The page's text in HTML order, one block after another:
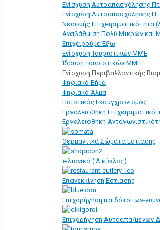
Ενίσχυση Αυτοαπασχόλησης
Ενίσχυση Αυτοαπασχόλησης
Νεοφυής Επιχειρηματικότητα
Αναβάθμιση Πολύ Μικρών και
Επιχειρούμε Έξω
Ενίσχυση Τουριστικών ΜΜΕ
Ίδρυση Τουριστικών ΜΜΕ
Ενίσχυση Περιβαλλοντικής
Ψηφιακό Βήμα
Ψηφιακό Άλμα
Ποιοτικός Εκσυγχρονισμός
Εργαλειοθήκη
Εργαλειοθήκη
Θερμαντικά Σώματα Εστίασης
e-λιανικό ('Α κύκλος)
Επανεκκίνηση Εστίασης
Επιχορήγηση παιδότοπων-
Επιχορήγηση Αυτοαπα/μενων